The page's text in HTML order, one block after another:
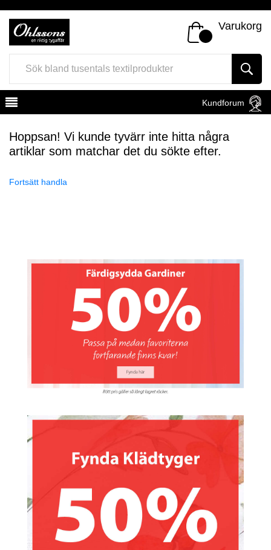
Varukorg
Kundforum
Hoppsan! Vi kunde tyvärr inte hitta några
artiklar som matchar det du sökte efter.
Fortsätt handla